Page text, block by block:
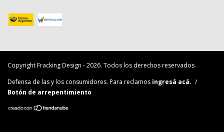
Copyright Fracking Design - 2026. Todos los derechos reservados.
Defensa de las y los consumidores. Para reclamos ingresá acá. /
Botón de arrepentimiento